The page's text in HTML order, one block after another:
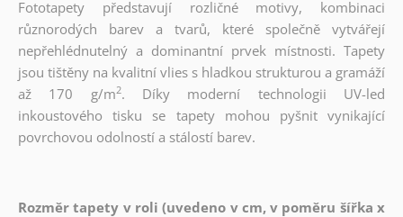
Fototapety představují rozličné motivy, kombinaci
různorodých barev a tvarů, které společně vytvářejí
nepřehlédnutelný a dominantní prvek místnosti. Tapety
jsou tištěny na kvalitní vlies s hladkou strukturou a gramáží
až 170 g/m2. Díky moderní technologii UV-led
inkoustového tisku se tapety mohou pyšnit vynikající
povrchovou odolností a stálostí barev.
Rozměr tapety v roli (uvedeno v cm, v poměru šířka x